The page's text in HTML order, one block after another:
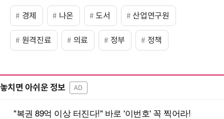
경제 나온 도서 산업연구원
원격진료 의료 정부 정책
놓치면 아쉬운 정보 AD